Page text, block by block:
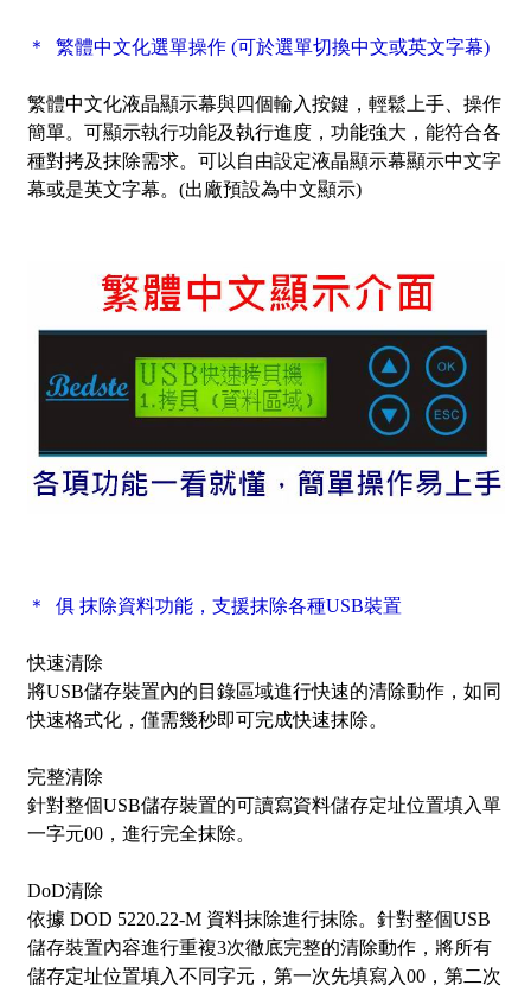
＊ 繁體中文化選單操作 (可於選單切換中文或英文字幕)
繁體中文化液晶顯示幕與四個輸入按鍵，輕鬆上手、操作
簡單。可顯示執行功能及執行進度，功能強大，能符合各
種對拷及抹除需求。可以自由設定液晶顯示幕顯示中文字
幕或是英文字幕。(出廠預設為中文顯示)
＊ 俱 抹除資料功能，支援抹除各種USB裝置
快速清除
將USB儲存裝置內的目錄區域進行快速的清除動作，如同
快速格式化，僅需幾秒即可完成快速抹除。
完整清除
針對整個USB儲存裝置的可讀寫資料儲存定址位置填入單
一字元00，進行完全抹除。
DoD清除
依據 DOD 5220.22-M 資料抹除進行抹除。針對整個USB
儲存裝置內容進行重複3次徹底完整的清除動作，將所有
儲存定址位置填入不同字元，第一次先填寫入00，第二次